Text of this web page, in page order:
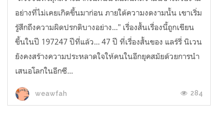
อย่างที่ไม่เคยเกิดขึ้นมาก่อน ภายใต้ความงดงามนั้น เขาเริ่ม
รู้สึกถึงความผิดปรกติบางอย่าง..." เรื่องสั้นเรื่องนี้ถูกเขียน
ขึ้นในปี 197247 ปีที่แล้ว... 47 ปี ที่เรื่องสั้นของ แลร์รี่ นิเวน
ยังคงสร้างความประหลาดใจให้คนในอีกยุคสมัยด้วยการนำ
เสนอโลกในอีกซี...
weawfah 284